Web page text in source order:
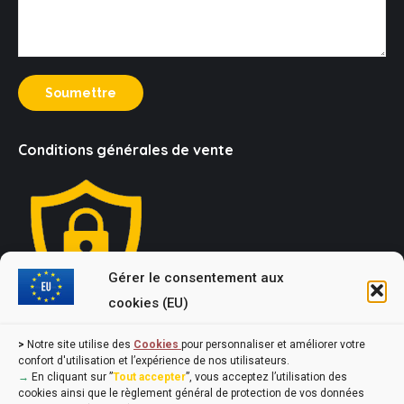
Gérer le consentement aux
cookies (EU)
> Notre site utilise des Cookies pour personnaliser et améliorer votre
confort d'utilisation et l’expérience de nos utilisateurs.
→ En cliquant sur ”Tout accepter”, vous acceptez l’utilisation des
cookies ainsi que le règlement général de protection de vos données
Soumettre
Conditions générales de vente
consommer avec modération !"